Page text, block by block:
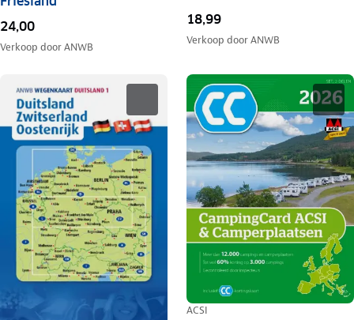
24,00
Verkoop doorANWB
18,99
Verkoop doorANWB
ACSI